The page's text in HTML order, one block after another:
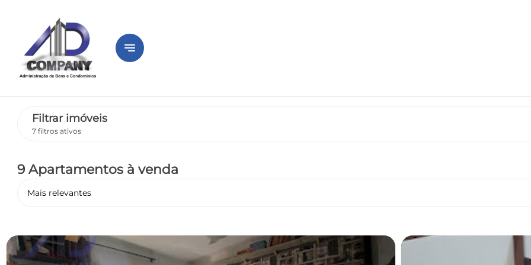
notes
Filtrar imóveis
7 filtros ativos
9 Apartamentos à venda
Mais relevantes